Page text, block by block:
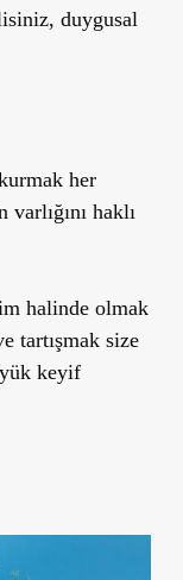
duygusal
her
haklı
halinde olmak
tartışmak size
keyif